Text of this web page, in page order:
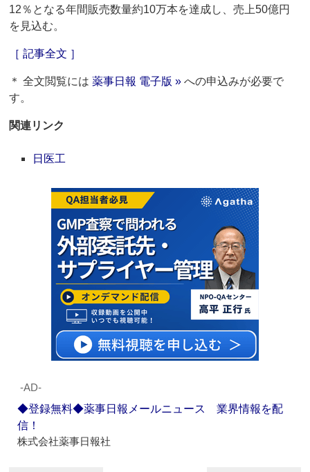
12％となる年間販売数量約10万本を達成し、売上50億円
を見込む。
［ 記事全文 ］
＊ 全文閲覧には薬事日報 電子版 » への申込みが必要で
す。
関連リンク
日医工
‐AD‐
◆登録無料◆薬事日報メールニュース 業界情報を配
信！
株式会社薬事日報社